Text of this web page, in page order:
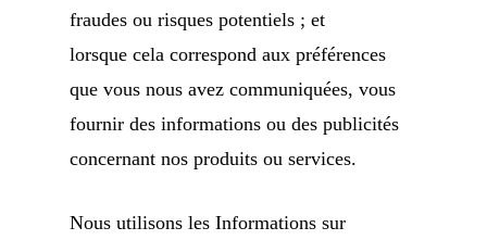
fraudes ou risques potentiels ; et
lorsque cela correspond aux préférences
que vous nous avez communiquées, vous
fournir des informations ou des publicités
concernant nos produits ou services.
Nous utilisons les Informations sur